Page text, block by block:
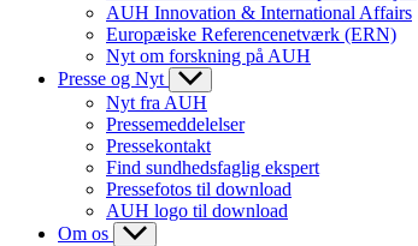
AUH Innovation & International Affairs
Europæiske Referencenetværk (ERN)
Nyt om forskning på AUH
Presse og Nyt
Nyt fra AUH
Pressemeddelelser
Pressekontakt
Find sundhedsfaglig ekspert
Pressefotos til download
AUH logo til download
Om os